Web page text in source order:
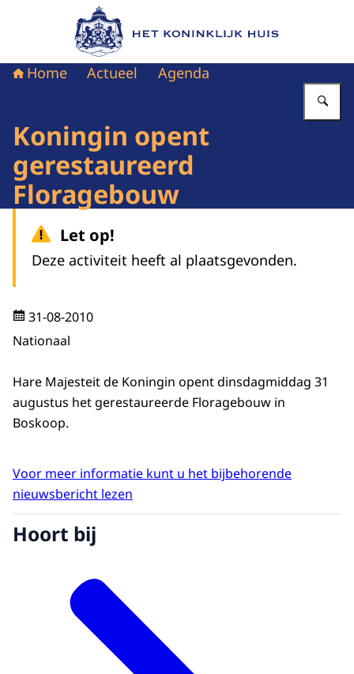
Naar de homepage van Het Koninklijk Huis
Home Actueel Agenda
Koningin opent
gerestaureerd
Floragebouw
Let op!
Deze activiteit heeft al plaatsgevonden.
31-08-2010
Nationaal
Hare Majesteit de Koningin opent dinsdagmiddag 31
augustus het gerestaureerde Floragebouw in
Boskoop.
Voor meer informatie kunt u het bijbehorende
nieuwsbericht lezen
Hoort bij